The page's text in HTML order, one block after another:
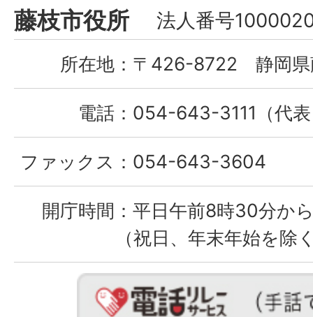
Fujieda
City
藤枝市役所 法人番号
所在地： 〒426-8722 静岡県
電話： 054-643-3111（代
ファックス： 054-643-3604
開庁時間： 平日午前8時30分か
（祝日、年末年始を除